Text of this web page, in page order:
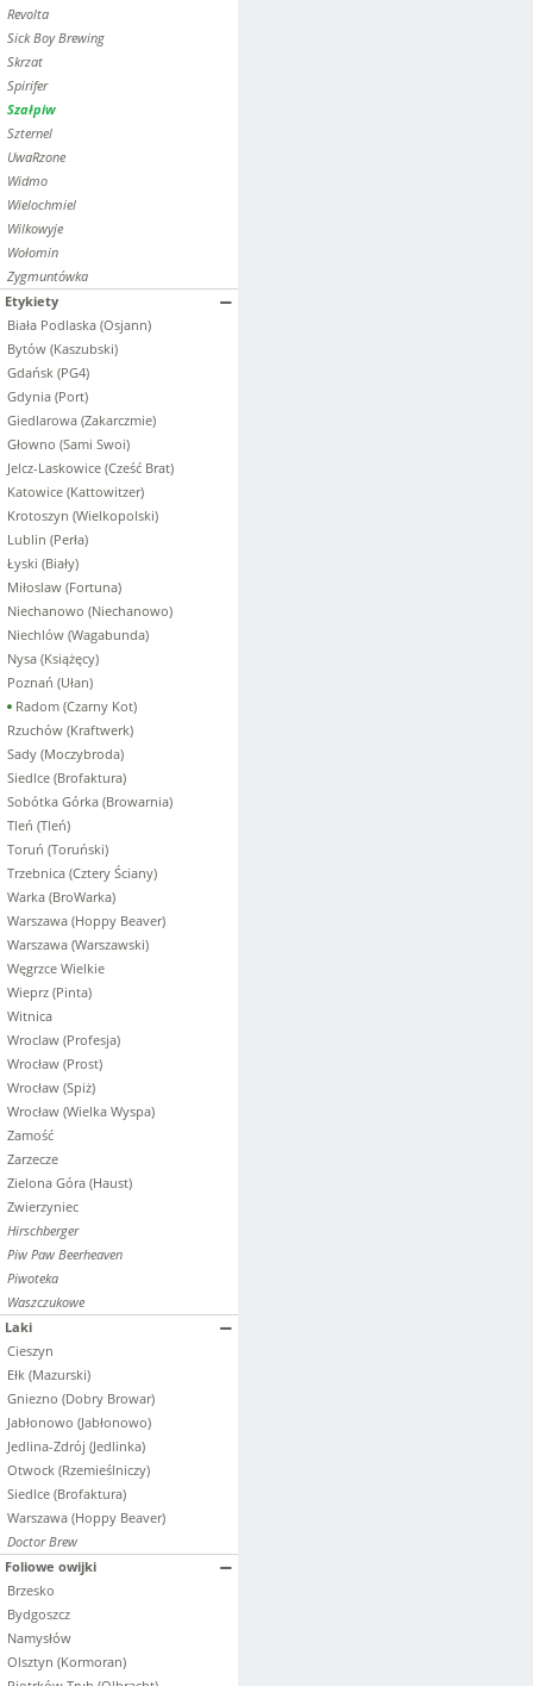
Revolta
Sick Boy Brewing
Skrzat
Spirifer
Szałpiw
Szternel
UwaRzone
Widmo
Wielochmiel
Wilkowyje
Wołomin
Zygmuntówka
Etykiety
Biała Podlaska (Osjann)
Bytów (Kaszubski)
Gdańsk (PG4)
Gdynia (Port)
Giedlarowa (Zakarczmie)
Głowno (Sami Swoi)
Jelcz-Laskowice (Cześć Brat)
Katowice (Kattowitzer)
Krotoszyn (Wielkopolski)
Lublin (Perła)
Łyski (Biały)
Miłoslaw (Fortuna)
Niechanowo (Niechanowo)
Niechlów (Wagabunda)
Nysa (Książęcy)
Poznań (Ułan)
Radom (Czarny Kot)
Rzuchów (Kraftwerk)
Sady (Moczybroda)
Siedlce (Brofaktura)
Sobótka Górka (Browarnia)
Tleń (Tleń)
Toruń (Toruński)
Trzebnica (Cztery Ściany)
Warka (BroWarka)
Warszawa (Hoppy Beaver)
Warszawa (Warszawski)
Węgrzce Wielkie
Wieprz (Pinta)
Witnica
Wroclaw (Profesja)
Wrocław (Prost)
Wrocław (Spiż)
Wrocław (Wielka Wyspa)
Zamość
Zarzecze
Zielona Góra (Haust)
Zwierzyniec
Hirschberger
Piw Paw Beerheaven
Piwoteka
Waszczukowe
Laki
Cieszyn
Ełk (Mazurski)
Gniezno (Dobry Browar)
Jabłonowo (Jabłonowo)
Jedlina-Zdrój (Jedlinka)
Otwock (Rzemieślniczy)
Siedlce (Brofaktura)
Warszawa (Hoppy Beaver)
Doctor Brew
Foliowe owijki
Brzesko
Bydgoszcz
Namysłów
Olsztyn (Kormoran)